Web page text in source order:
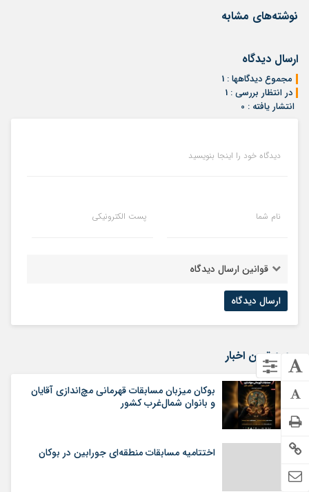
نوشته‌های مشابه
ارسال دیدگاه
مجموع دیدگاهها : 1
در انتظار بررسی : 1
انتشار یافته : 0
دیدگاه خود را اینجا بنویسید
نام شما پست الکترونیکی
قوانین ارسال دیدگاه
جدید ترین اخبار
بوکان میزبان مسابقات قهرمانی مچ‌اندازی آقایان
و بانوان شمال‌غرب کشور
اختتامیه مسابقات منطقه‌ای جورابین در بوکان